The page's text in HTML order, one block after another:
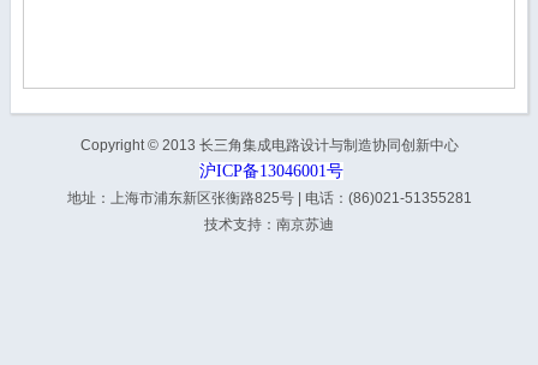
Copyright © 2013 长三角集成电路设计与制造协同创新中心
沪ICP备13046001号
地址：上海市浦东新区张衡路825号 | 电话：(86)021-51355281
技术支持： 南京苏迪